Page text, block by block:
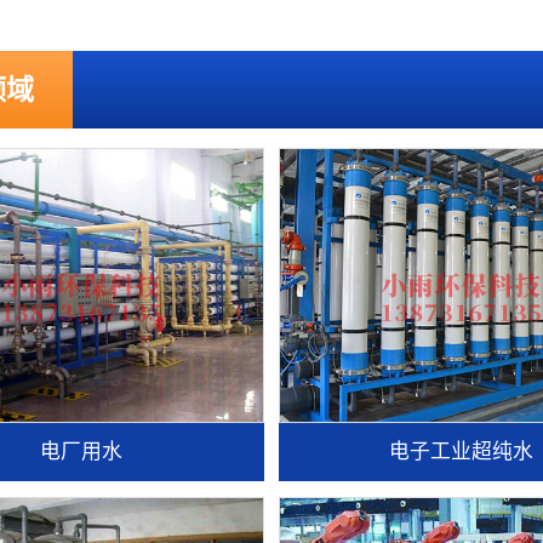
域
电厂用水 电子工业超纯水